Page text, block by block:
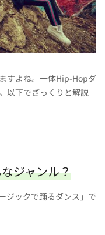
すよね。一体Hip-Hopダ
以下でざっくりと解説
ジャンル？
ジックで踊るダンス」で